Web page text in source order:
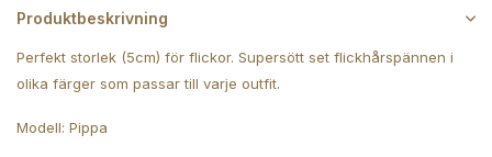
Produktbeskrivning
Perfekt storlek (5cm) för flickor. Supersött set flickhårspännen i
olika färger som passar till varje outfit.
Modell: Pippa